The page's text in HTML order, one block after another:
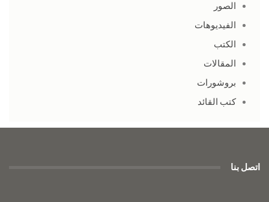
الصور
الفيديوهات
الكتب
المقالات
بروشورات
كتب القائد
اتصل بنا